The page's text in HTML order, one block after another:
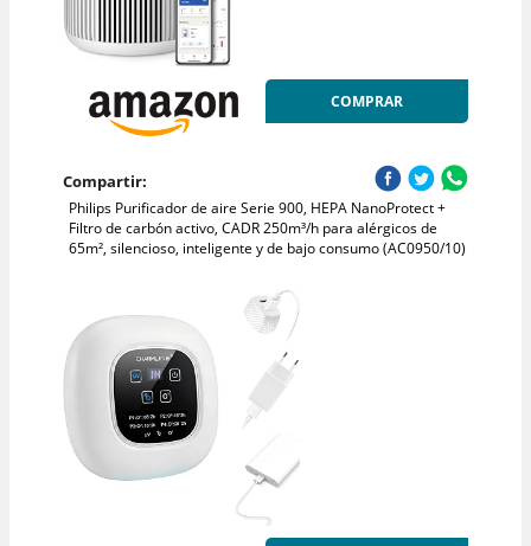
COMPRAR
Compartir:
Philips Purificador de aire Serie 900, HEPA NanoProtect +
Filtro de carbón activo, CADR 250m³/h para alérgicos de
65m², silencioso, inteligente y de bajo consumo (AC0950/10)